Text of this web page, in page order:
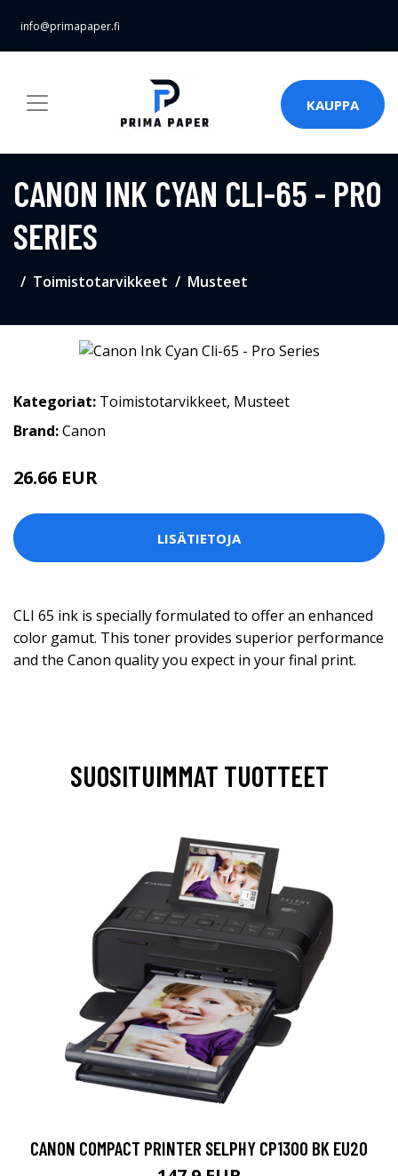
info@primapaper.fi
KAUPPA
CANON INK CYAN CLI-65 - PRO
SERIES
Toimistotarvikkeet Musteet
Kategoriat: Toimistotarvikkeet, Musteet
Brand:Canon
26.66 EUR
LISÄTIETOJA
CLI 65 ink is specially formulated to offer an enhanced
color gamut. This toner provides superior performance
and the Canon quality you expect in your final print.
SUOSITUIMMAT TUOTTEET
CANON COMPACT PRINTER SELPHY CP1300 BK EU20